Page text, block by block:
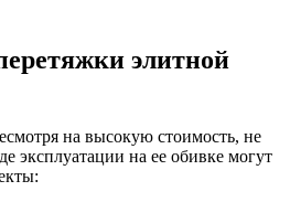
элитной
на высокую стоимость, не
эксплуатации на ее обивке могут